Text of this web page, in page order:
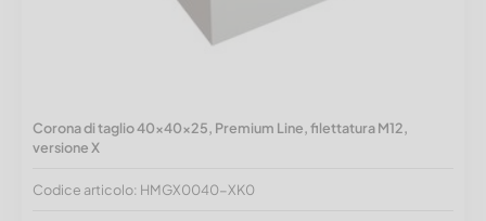
Corona di taglio 40x40x25, Premium Line, filettatura M12,
versione X
Codice articolo: HMGX0040-XK0